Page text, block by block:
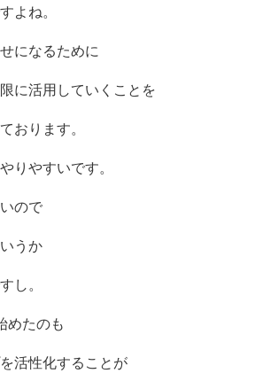
よね。
になるために
に活用していくことを
おります。
りやすいです。
ので
うか
し。
めたのも
活性化することが